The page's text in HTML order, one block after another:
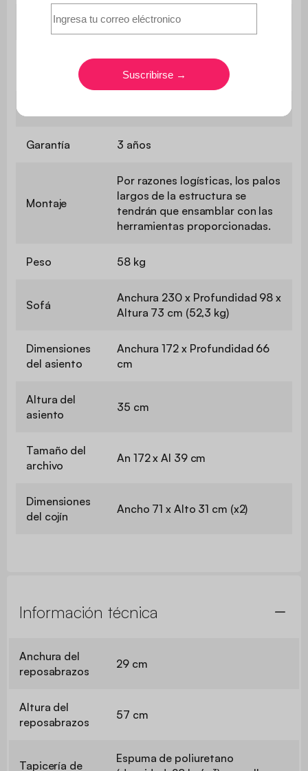
Convertible No
Peso máximo
soportado
Garantía 3 años
Montaje
Por razones logísticas, los palos
largos de la estructura se
tendrán que ensamblar con las
herramientas proporcionadas.
Peso 58 kg
Sofá
Anchura 230 x Profundidad 98 x
Altura 73 cm (52,3 kg)
Dimensiones
del asiento
Anchura 172 x Profundidad 66
cm
Altura del
asiento
35 cm
Tamaño del
archivo
An 172 x Al 39 cm
Dimensiones
del cojín
Ancho 71 x Alto 31 cm (x2)
Información técnica
Anchura del
reposabrazos
29 cm
Altura del
reposabrazos
57 cm
Tapicería de
Espuma de poliuretano